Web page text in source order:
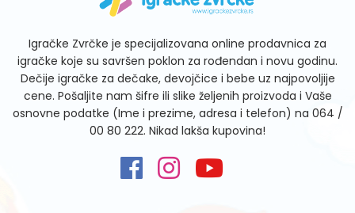
Igračke Zvrčke je specijalizovana online prodavnica za
igračke koje su savršen poklon za rođendan i novu godinu.
Dečije igračke za dečake, devojčice i bebe uz najpovoljije
cene. Pošaljite nam šifre ili slike željenih proizvoda i Vaše
osnovne podatke (Ime i prezime, adresa i telefon) na 064 /
00 80 222. Nikad lakša kupovina!